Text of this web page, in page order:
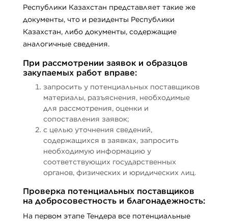
Республики Казахстан представляет такие же
документы, что и резиденты Республики
Казахстан, либо документы, содержащие
аналогичные сведения.
При рассмотрении заявок и образцов
закупаемых работ вправе:
запросить у потенциальных поставщиков
материалы, разъяснения, необходимые
для рассмотрения, оценки и
сопоставления заявок;
с целью уточнения сведений,
содержащихся в заявках, запросить
необходимую информацию у
соответствующих государственных
органов, физических и юридических лиц.
Проверка потенциальных поставщиков
на добросовестность и благонадежность:
На первом этапе Тендера все потенциальные